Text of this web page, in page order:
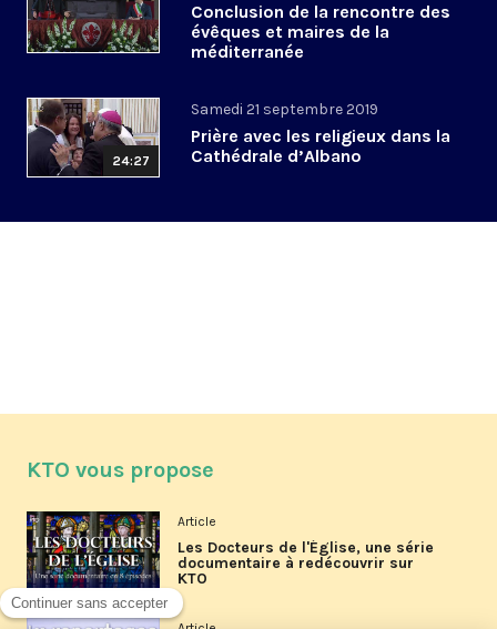
Conclusion de la rencontre des
évêques et maires de la
méditerranée
24:27
Samedi 21 septembre 2019
Prière avec les religieux dans la
Cathédrale d’Albano
KTO vous propose
Article
Les Docteurs de l'Église, une série
documentaire à redécouvrir sur
KTO